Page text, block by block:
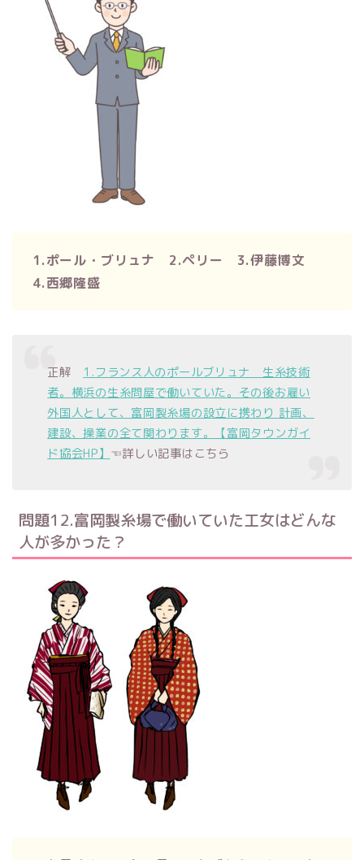
1.ポール・ブリュナ 2.ペリー 3.伊藤博文
4.西郷隆盛
正解 1.フランス人のポールブリュナ 生糸技術
者。横浜の生糸問屋で働いていた。その後お雇い
外国人として、富岡製糸場の設立に携わり 計画、
建設、操業の全て関わります。【富岡タウンガイ
ド協会HP】 ☜詳しい記事はこちら
問題12.富岡製糸場で働いていた工女はどんな
人が多かった？